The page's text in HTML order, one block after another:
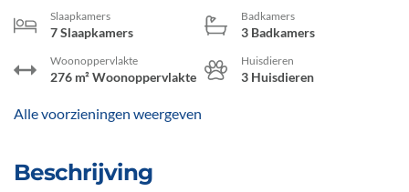
Slaapkamers
7 Slaapkamers
Badkamers
3 Badkamers
Woonoppervlakte
276 m² Woonoppervlakte
Huisdieren
3 Huisdieren
Alle voorzieningen weergeven
Beschrijving